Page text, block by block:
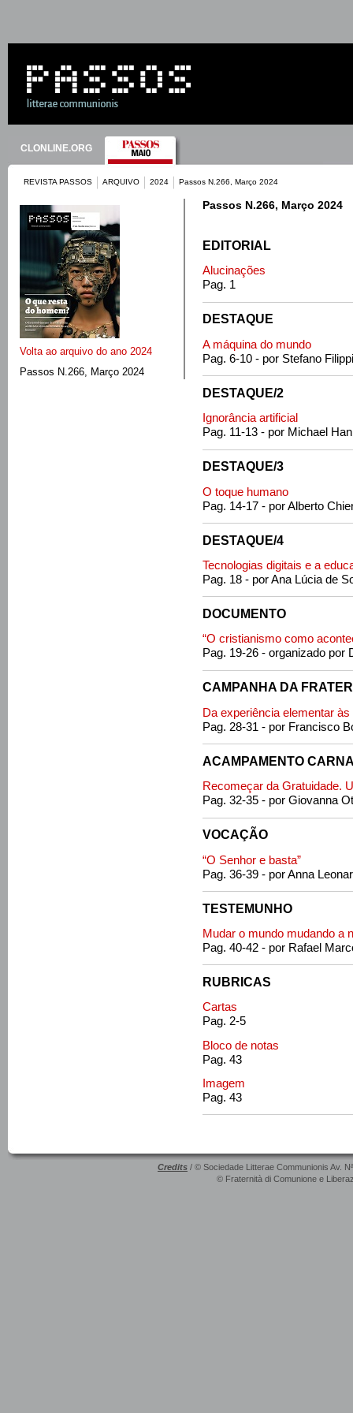
CLONLINE.ORG
REVISTA PASSOS ARQUIVO 2024 Passos N.266, Março 2024
Volta ao arquivo do ano 2024
Passos N.266, Março 2024
Passos N.266, Março 2024
EDITORIAL
Alucinações
Pag. 1
DESTAQUE
A máquina do mundo
Pag. 6-10 - por Stefano Filippi
DESTAQUE/2
Ignorância artificial
Pag. 11-13 - por Michael
DESTAQUE/3
O toque humano
Pag. 14-17 - por Alberto
DESTAQUE/4
Tecnologias digitais e a
Pag. 18 - por Ana Lúcia de
DOCUMENTO
“O cristianismo como
Pag. 19-26 - organizado por
CAMPANHA DA
Da experiência elementar às
Pag. 28-31 - por Francisco
ACAMPAMENTO
Recomeçar da Gratuidade.
Pag. 32-35 - por Giovanna
VOCAÇÃO
“O Senhor e basta”
Pag. 36-39 - por Anna
TESTEMUNHO
Mudar o mundo mudando a
Pag. 40-42 - por Rafael
RUBRICAS
Cartas
Pag. 2-5
Bloco de notas
Pag. 43
Imagem
Pag. 43
Credits / © Sociedade Litterae Communionis Av.
© Fraternità di Comunione e